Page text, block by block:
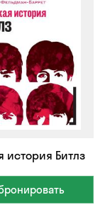
история Битлз